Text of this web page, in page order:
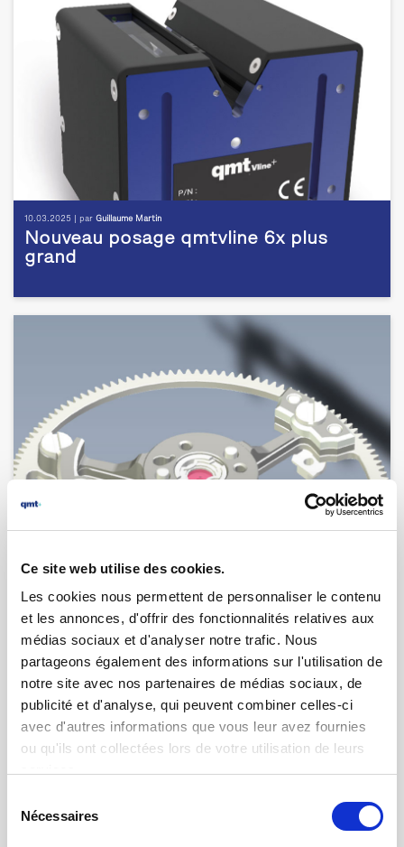
Ce site web utilise des cookies.
Les cookies nous permettent de personnaliser le contenu
et les annonces, d'offrir des fonctionnalités relatives aux
médias sociaux et d'analyser notre trafic. Nous
partageons également des informations sur l'utilisation de
notre site avec nos partenaires de médias sociaux, de
publicité et d'analyse, qui peuvent combiner celles-ci
avec d'autres informations que vous leur avez fournies
ou qu'ils ont collectées lors de votre utilisation de leurs
Nécessaires
10.03.2025 | par Guillaume Martin
Nouveau posage qmtvline 6x plus
grand
La mesure des profondeurs de
pénétration de tourbillons